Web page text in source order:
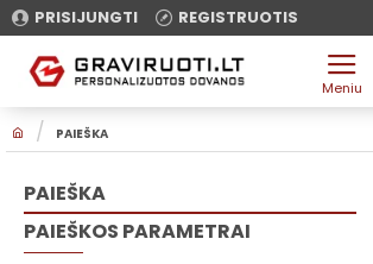
PRISIJUNGTI REGISTRUOTIS
O
E
PAIEŠKA
PAIEŠKA
PAIEŠKOS PARAMETRAI